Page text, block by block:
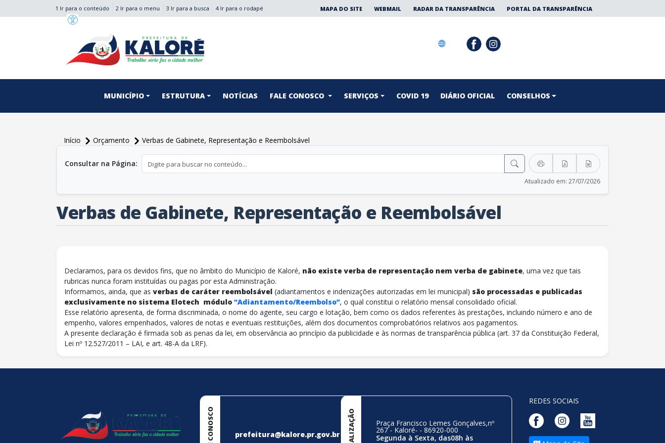
1 Ir para o conteúdo 2 Ir para o menu 3 Ir para a busca 4 Ir para o rodapé MAPA DO SITE WEBMAIL RADAR DA TRANSPARÊNCIA PORTAL DA TRANSPARÊNCIA
MUNICÍPIO ESTRUTURA NOTÍCIAS FALE CONOSCO SERVIÇOS COVID 19 DIÁRIO OFICIAL CONSELHOS
Início Orçamento
Verbas de Gabinete, Representação e Reembolsável
Consultar na Página:
Atualizado em: 27/07/2026
Verbas de Gabinete, Representação e Reembolsável
Declaramos, para os devidos fins, que no âmbito do Município de Kaloré, não existe verba de representação nem verba de gabinete, uma vez que tais
rubricas nunca foram instituídas ou pagas por esta Administração.
Informamos, ainda, que as verbas de caráter reembolsável (adiantamentos e indenizações autorizadas em lei municipal) são processadas e publicadas
exclusivamente no sistema Elotech módulo “Adiantamento/Reembolso”, o qual constitui o relatório mensal consolidado oficial.
Esse relatório apresenta, de forma discriminada, o nome do agente, seu cargo e lotação, bem como os dados referentes às prestações, incluindo número e ano de
empenho, valores empenhados, valores de notas e eventuais restituições, além dos documentos comprobatórios relativos aos pagamentos.
A presente declaração é firmada sob as penas da lei, em observância ao princípio da publicidade e às normas de transparência pública (art. 37 da Constituição Federal,
Lei nº 12.527/2011 – LAI, e art. 48-A da LRF).
FALE CONOSCO prefeitura@kalore.pr.gov.br LOCALIZAÇÃO Praça Francisco Lemes Gonçalves,nº
267 - Kaloré- - 86920-000
Segunda à Sexta, das08h às
REDES SOCIAIS